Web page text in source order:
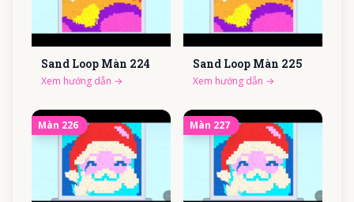
Sand Loop Màn 224
Xem hướng dẫn →
Sand Loop Màn 225
Xem hướng dẫn →
Màn 226 Màn 227